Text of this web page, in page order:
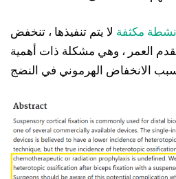
أنشطة مكثفة لا يتم تنفيذها ، تنخفض
العمر ، وهي مشكلة ذات أهمية